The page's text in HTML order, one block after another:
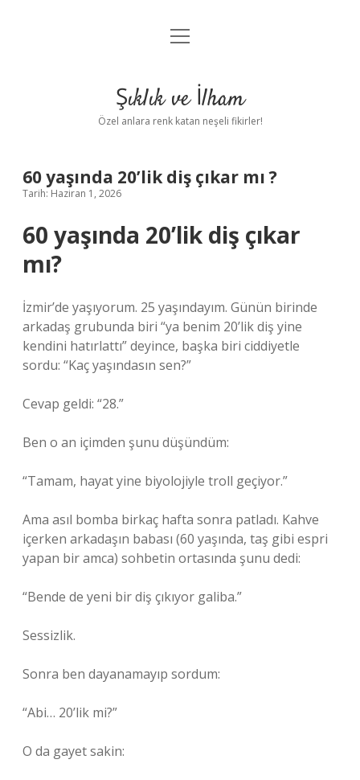
Anasayfa
Yasal Uyarı
menüyü
Şıklık ve İlham
Özel anlara renk katan neşeli fikirler!
60 yaşında 20’lik diş çıkar mı ?
Tarih: Haziran 1, 2026
60 yaşında 20’lik diş çıkar
mı?
İzmir’de yaşıyorum. 25 yaşındayım. Günün birinde
arkadaş grubunda biri “ya benim 20’lik diş yine
kendini hatırlattı” deyince, başka biri ciddiyetle
sordu: “Kaç yaşındasın sen?”
Cevap geldi: “28.”
Ben o an içimden şunu düşündüm:
“Tamam, hayat yine biyolojiyle troll geçiyor.”
Ama asıl bomba birkaç hafta sonra patladı. Kahve
içerken arkadaşın babası (60 yaşında, taş gibi espri
yapan bir amca) sohbetin ortasında şunu dedi:
“Bende de yeni bir diş çıkıyor galiba.”
Sessizlik.
Sonra ben dayanamayıp sordum:
“Abi… 20’lik mi?”
O da gayet sakin: